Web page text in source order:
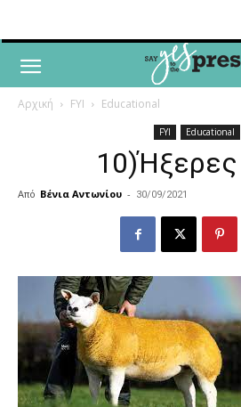
Αρχική FYI Educational
FYI Educational
10)Ήξερες
Από Βένια Αντωνίου - 30/09/2021